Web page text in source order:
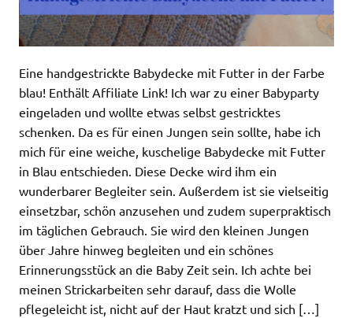
Eine handgestrickte Babydecke mit Futter in der Farbe
blau! Enthält Affiliate Link! Ich war zu einer Babyparty
eingeladen und wollte etwas selbst gestricktes
schenken. Da es für einen Jungen sein sollte, habe ich
mich für eine weiche, kuschelige Babydecke mit Futter
in Blau entschieden. Diese Decke wird ihm ein
wunderbarer Begleiter sein. Außerdem ist sie vielseitig
einsetzbar, schön anzusehen und zudem superpraktisch
im täglichen Gebrauch. Sie wird den kleinen Jungen
über Jahre hinweg begleiten und ein schönes
Erinnerungsstück an die Baby Zeit sein. Ich achte bei
meinen Strickarbeiten sehr darauf, dass die Wolle
pflegeleicht ist, nicht auf der Haut kratzt und sich […]